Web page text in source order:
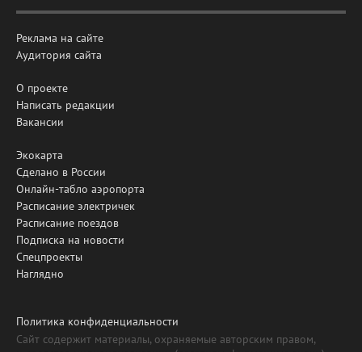
Реклама на сайте
Аудитория сайта
О проекте
Написать редакции
Вакансии
Экокарта
Сделано в России
Онлайн-табло аэропорта
Расписание электричек
Расписание поездов
Подписка на новости
Спецпроекты
Наглядно
Политика конфиденциальности
Сайт содержит материалы, охраняемые авторским правом,